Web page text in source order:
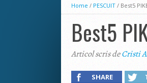
Home / PESCUIT / Best5
Best5
Articol scris deCristi
SHARE